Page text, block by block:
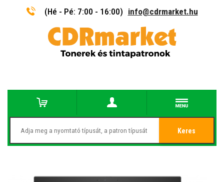
(Hé - Pé: 7:00 - 16:00) info@cdrmarket.hu
Keres